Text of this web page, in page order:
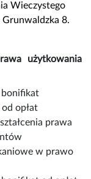
Wieczystego
8.
użytkowania
bonifikat
opłat
prawa
w prawo